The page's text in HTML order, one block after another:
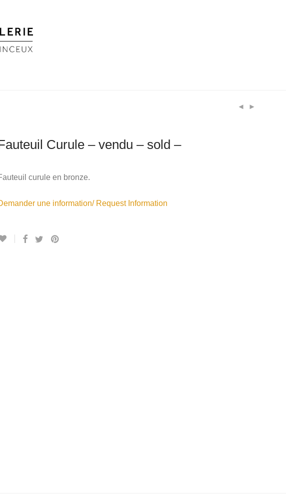
Curule – vendu – sold –
curule en bronze.
une information/ Request Information